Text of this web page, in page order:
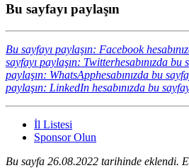
Bu sayfayı paylaşın
Bu sayfayı paylaşın: Facebook
sayfayı paylaşın: Twitterhesabınızda bu
paylaşın: WhatsApphesabınızda bu
paylaşın: LinkedIn hesabınızda bu
İl Listesi
Sponsor Olun
Bu sayfa 26.08.2022 tarihinde eklendi.